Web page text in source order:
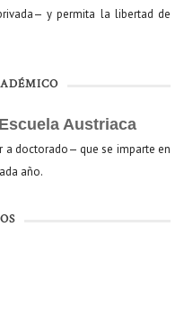
y permita la libertad de
Austriaca
doctorado— que se imparte en
año.